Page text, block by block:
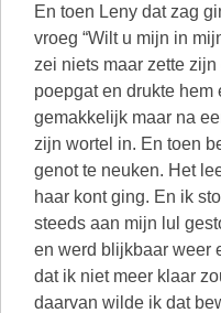
En toen Leny dat zag
vroeg “Wilt u mijn in
zei niets maar zette
poepgat en drukte hem
gemakkelijk maar na
zijn wortel in. En toen
genot te neuken. Het
haar kont ging. En ik
steeds aan mijn lul
en werd blijkbaar weer
dat ik niet meer klaar
daarvan wilde ik dat